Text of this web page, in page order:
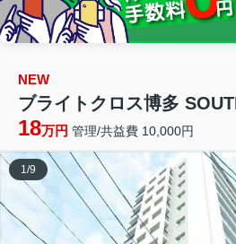
NEW
ブライトクロス博多
18万円 管理/共益費 10,000円
1/9